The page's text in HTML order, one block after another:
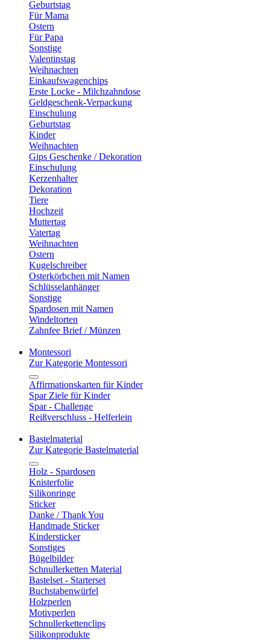
Geburtstag
Für Mama
Ostern
Für Papa
Sonstige
Valentinstag
Weihnachten
Einkaufswagenchips
Erste Locke - Milchzahndose
Geldgeschenk-Verpackung
Einschulung
Geburtstag
Kinder
Weihnachten
Gips Geschenke / Dekoration
Einschulung
Kerzenhalter
Dekoration
Tiere
Hochzeit
Muttertag
Vatertag
Weihnachten
Ostern
Kugelschreiber
Osterkörbchen mit Namen
Schlüsselanhänger
Sonstige
Spardosen mit Namen
Windeltorten
Zahnfee Brief / Münzen
Montessori
Zur Kategorie Montessori
Affirmationskarten für Kinder
Spar Ziele für Kinder
Spar - Challenge
Reißverschluss - Helferlein
Bastelmaterial
Zur Kategorie Bastelmaterial
Holz - Spardosen
Knisterfolie
Silikonringe
Sticker
Danke / Thank You
Handmade Sticker
Kindersticker
Sonstiges
Bügelbilder
Schnullerketten Material
Bastelset - Starterset
Buchstabenwürfel
Holzperlen
Motivperlen
Schnullerkettenclips
Silikonprodukte